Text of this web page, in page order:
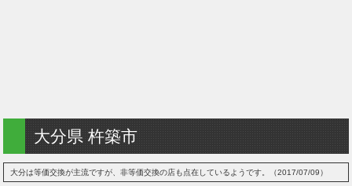
大分県 杵築市
大分は等価交換が主流ですが、非等価交換の店も点在しているようです。（2017/07/09）